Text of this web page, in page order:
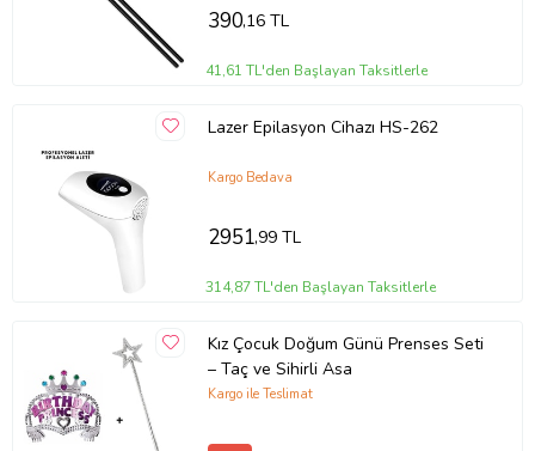
390,16 TL
41,61 TL'den Başlayan Taksitlerle
Lazer Epilasyon Cihazı HS-262
Kargo Bedava
2951,99 TL
314,87 TL'den Başlayan Taksitlerle
Kız Çocuk Doğum Günü Prenses Seti
– Taç ve Sihirli Asa
Kargo ile Teslimat